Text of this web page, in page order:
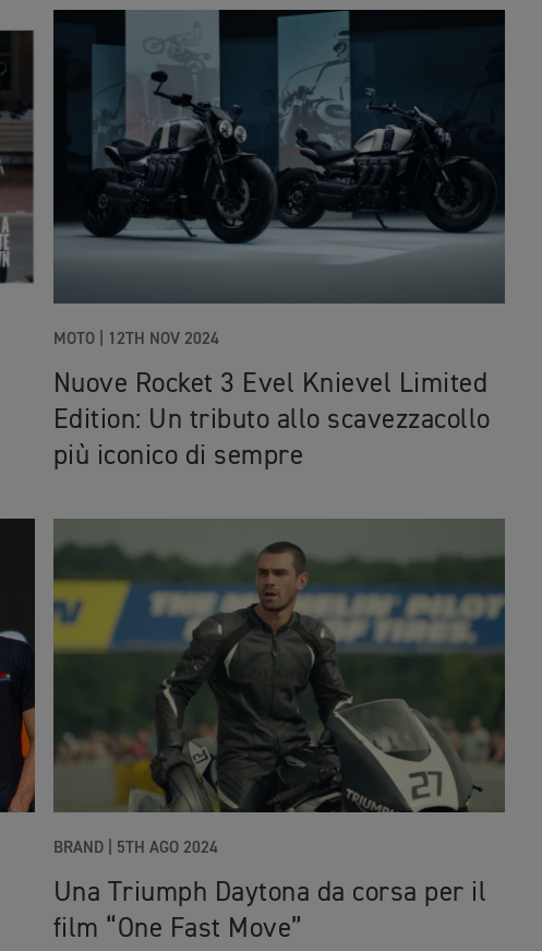
MOTO | 12TH NOV 2024
Nuove Rocket 3 Evel Knievel Limited
Edition: Un tributo allo scavezzacollo
più iconico di sempre
BRAND| 5TH AGO 2024
Una Triumph Daytona da corsa per il
film “One Fast Move”